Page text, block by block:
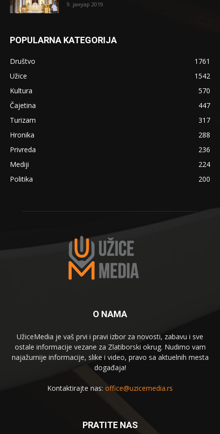
9. јануар 2019.
POPULARNA KATEGORIJA
Društvo
1761
Užice
1542
Kultura
570
Čajetina
447
Turizam
317
Hronika
288
Privreda
236
Mediji
224
Politika
200
O NAMA
UžiceMedia je vaš prvi i pravi izbor za novosti, zabavu i sve
ostale informacije vezane za Zlatiborski okrug. Nudimo vam
najažurnije informacije, slike i video, pravo sa aktuelnih mesta
događaja!
Kontaktirajte nas: office@uzicemedia.rs
PRATITE NAS